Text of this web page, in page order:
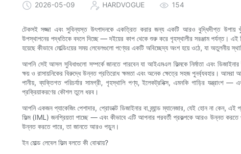
2026-05-09 HARDVOGUE 154
টেকসই সজ্জা এবং সুবিন্যস্ত উৎপাদনকে একত্রিত করার জন্য একটি আরও বুদ্ধিদীপ্ত উপায়
উপস্থাপনের পদ্ধতিকে বদলে দিচ্ছে — দইয়ের কাপ থেকে শুরু করে গৃহস্থালীর সরঞ্জাম পর্যন্ত।
হয়েছে কীভাবে মোল্ডিংয়ের সময় লেবেলগুলো পণ্যের একটি অবিচ্ছেদ্য অংশ হয়ে ওঠে, যা অতুলনীয়
আপনি সেই আসল সুবিধাগুলো সম্পর্কে জানতে পারবেন যা আইএমএল ফিল্মকে নির্মাতা এবং
ক্ষয় ও রাসায়নিকের বিরুদ্ধে উন্নত প্রতিরোধ ক্ষমতা এবং অনেক ক্ষেত্রে সহজ পুনর্ব্যবহার।
পানীয়, ব্যক্তিগত পরিচর্যার সামগ্রী, গৃহস্থালি পণ্য, ইলেকট্রনিক্স, এমনকি গাড়ির যন্ত্রাংশ
প্রক্রিয়াকরণের কৌশল তুলে ধরব।
আপনি একজন প্যাকেজিং পেশাদার, প্রোডাক্ট ডিজাইনার বা ব্র্যান্ড ম্যানেজার, যেই হোন না কেন, এই
ফিল্ম (IML) জনপ্রিয়তা পাচ্ছে — এবং কীভাবে এটি আপনার পরবর্তী প্রকল্পকে আরও উন্নত করতে
উন্নত করতে পারে, তা জানতে আরও পড়ুন।
ইন মোল্ড লেবেল ফিল্ম বলতে কী বোঝায়?